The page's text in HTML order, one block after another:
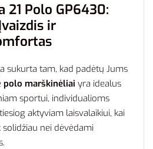
21 Polo GP6430:
ir
sukurta tam, kad padėtų Jums
polo marškinėliai yra idealus
sportui, individualioms
aktyviam laisvalaikiui, kai
nei dėvėdami